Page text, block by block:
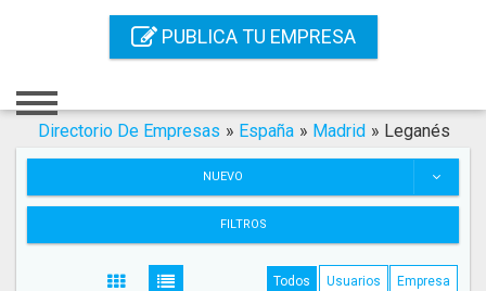
PUBLICA TU EMPRESA
Registro
Servicios SEO
Directorio De Empresas » España » Madrid » Leganés
NUEVO
FILTROS
Todos Usuarios Empresa